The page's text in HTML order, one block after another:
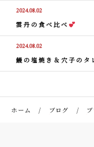
2024.08.02
雲丹の食べ比べ
2024.08.02
鰻の塩焼き＆穴子のタ
ホーム ブログ